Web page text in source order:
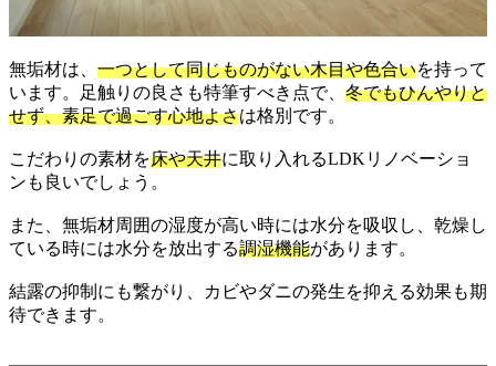
無垢材は、 一つとして同じものがない木目や色合いを持って
います。足触りの良さも特筆すべき点で、 冬でもひんやりと
せず、素足で過ごす心地よさは格別です。
こだわりの素材を床や天井に取り入れるLDKリノベーショ
ンも良いでしょう。
また、無垢材周囲の湿度が高い時には水分を吸収し、乾燥し
ている時には水分を放出する調湿機能があります。
結露の抑制にも繋がり、カビやダニの発生を抑える効果も期
待できます。